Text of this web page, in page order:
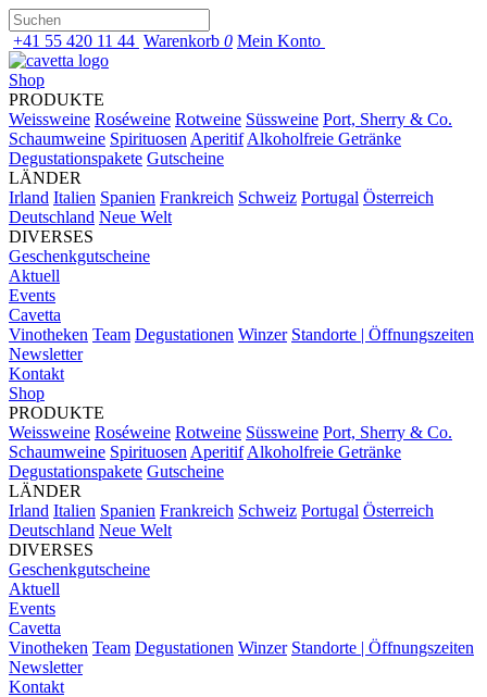
+41 55 420 11 44 Warenkorb 0 Mein Konto
Shop
PRODUKTE
Weissweine Roséweine Rotweine Süssweine Port, Sherry & Co.
Schaumweine Spirituosen Aperitif Alkoholfreie Getränke
Degustationspakete Gutscheine
LÄNDER
Irland Italien Spanien Frankreich Schweiz Portugal Österreich
Deutschland Neue Welt
DIVERSES
Geschenkgutscheine
Aktuell
Events
Cavetta
Vinotheken Team Degustationen Winzer Standorte | Öffnungszeiten
Newsletter
Kontakt
Shop
PRODUKTE
Weissweine Roséweine Rotweine Süssweine Port, Sherry & Co.
Schaumweine Spirituosen Aperitif Alkoholfreie Getränke
Degustationspakete Gutscheine
LÄNDER
Irland Italien Spanien Frankreich Schweiz Portugal Österreich
Deutschland Neue Welt
DIVERSES
Geschenkgutscheine
Aktuell
Events
Cavetta
Vinotheken Team Degustationen Winzer Standorte | Öffnungszeiten
Newsletter
Kontakt